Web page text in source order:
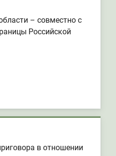
– совместно с
Российской
в отношении